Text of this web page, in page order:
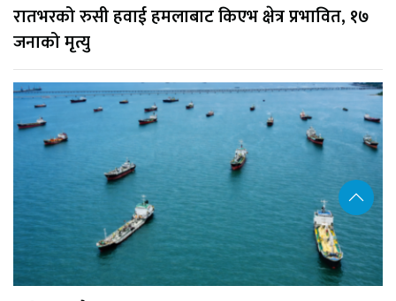
रातभरको रुसी हवाई हमलाबाट किएभ क्षेत्र प्रभावित, १७
जनाको मृत्यु